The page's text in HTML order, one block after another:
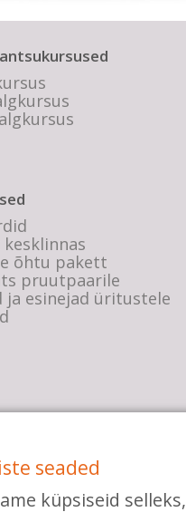
õhtu pakett
pruutpaarile
ja esinejad üritustele
kirjeldused
info
seaded
küpsiseid selleks,